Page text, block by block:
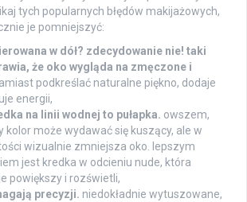
tych popularnych błędów makijażowych,
je pomniejszyć:
w dół? zdecydowanie nie! taki
że oko wygląda na zmęczone i
podkreślać naturalne piękno, dodaje
energii,
na linii wodnej to pułapka. owszem,
kolor może wydawać się kuszący, ale w
wizualnie zmniejsza oko. lepszym
jest kredka w odcieniu nude, która
powiększy i rozświetli,
precyzji. niedokładnie wytuszowane,